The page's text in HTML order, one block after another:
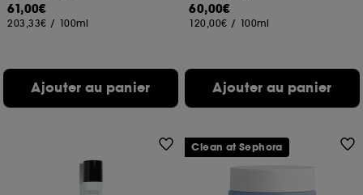
61,00€
203,33€ / 100ml
Ajouter au panier
60,00€
120,00€ / 100ml
Ajouter au panier
Clean at Sephora